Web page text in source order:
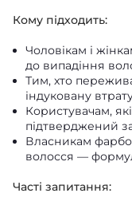
Кому підходить:
Чоловікам і
до випадіння
Тим, хто
індуковану
Користувачам,
підтверджений
Власникам
волосся —
Часті запитання: